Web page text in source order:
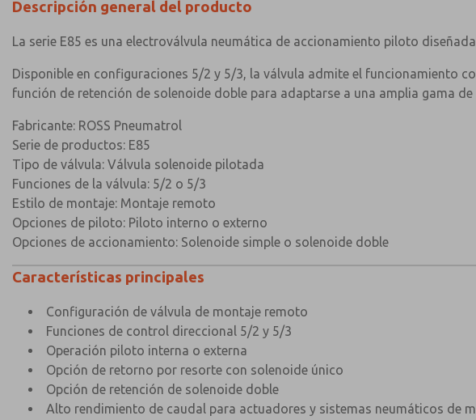
Descripción general del producto
La serie E85 es una electroválvula neumática de accionamiento piloto
Disponible en configuraciones 5/2 y 5/3, la válvula admite el funcionamiento
función de retención de solenoide doble para adaptarse a una amplia gama
Fabricante: ROSS Pneumatrol
Serie de productos: E85
Tipo de válvula: Válvula solenoide pilotada
Funciones de la válvula: 5/2 o 5/3
Estilo de montaje: Montaje remoto
Opciones de piloto: Piloto interno o externo
Opciones de accionamiento: Solenoide simple o solenoide doble
Características principales
Configuración de válvula de montaje remoto
Funciones de control direccional 5/2 y 5/3
Operación piloto interna o externa
Opción de retorno por resorte con solenoide único
Opción de retención de solenoide doble
Alto rendimiento de caudal para actuadores y sistemas neumáticos de